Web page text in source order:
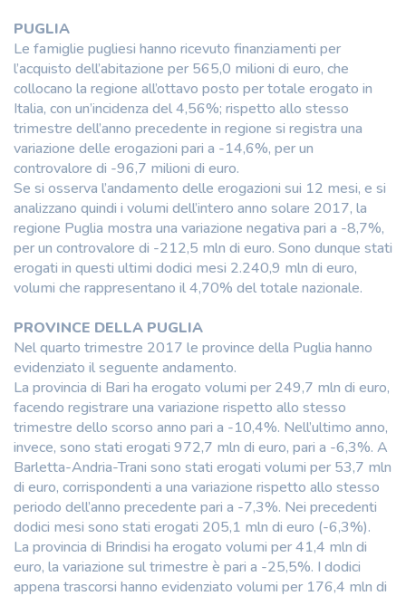
PUGLIA
Le famiglie pugliesi hanno ricevuto finanziamenti per
l’acquisto dell’abitazione per 565,0 milioni di euro, che
collocano la regione all’ottavo posto per totale erogato in
Italia, con un’incidenza del 4,56%; rispetto allo stesso
trimestre dell’anno precedente in regione si registra una
variazione delle erogazioni pari a -14,6%, per un
controvalore di -96,7 milioni di euro.
Se si osserva l’andamento delle erogazioni sui 12 mesi, e si
analizzano quindi i volumi dell’intero anno solare 2017, la
regione Puglia mostra una variazione negativa pari a -8,7%,
per un controvalore di -212,5 mln di euro. Sono dunque stati
erogati in questi ultimi dodici mesi 2.240,9 mln di euro,
volumi che rappresentano il 4,70% del totale nazionale.
PROVINCE DELLA PUGLIA
Nel quarto trimestre 2017 le province della Puglia hanno
evidenziato il seguente andamento.
La provincia di Bari ha erogato volumi per 249,7 mln di euro,
facendo registrare una variazione rispetto allo stesso
trimestre dello scorso anno pari a -10,4%. Nell’ultimo anno,
invece, sono stati erogati 972,7 mln di euro, pari a -6,3%. A
Barletta-Andria-Trani sono stati erogati volumi per 53,7 mln
di euro, corrispondenti a una variazione rispetto allo stesso
periodo dell’anno precedente pari a -7,3%. Nei precedenti
dodici mesi sono stati erogati 205,1 mln di euro (-6,3%).
La provincia di Brindisi ha erogato volumi per 41,4 mln di
euro, la variazione sul trimestre è pari a -25,5%. I dodici
appena trascorsi hanno evidenziato volumi per 176,4 mln di